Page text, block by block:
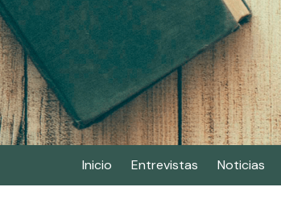
Skip
to
content
Elescritor.es
El periódico digital de los escritores
Inicio Entrevistas Noticias